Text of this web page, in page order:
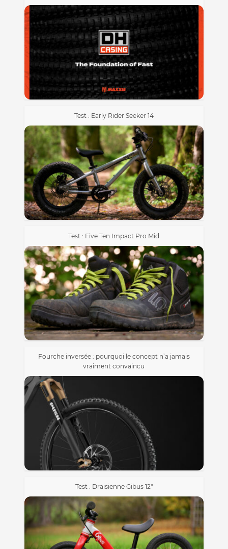
Test : Early Rider Seeker 14
Test : Five Ten Impact Pro Mid
Fourche inversée : pourquoi le concept n’a jamais
vraiment convaincu
Test : Draisienne Gibus 12″